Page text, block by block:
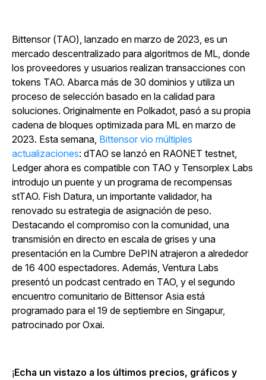
Bittensor (TAO), lanzado en marzo de 2023, es un
mercado descentralizado para algoritmos de ML, donde
los proveedores y usuarios realizan transacciones con
tokens TAO. Abarca más de 30 dominios y utiliza un
proceso de selección basado en la calidad para
soluciones. Originalmente en Polkadot, pasó a su propia
cadena de bloques optimizada para ML en marzo de
2023. Esta semana, Bittensor vio múltiples
actualizaciones: dTAO se lanzó en RAONET testnet,
Ledger ahora es compatible con TAO y Tensorplex Labs
introdujo un puente y un programa de recompensas
stTAO. Fish Datura, un importante validador, ha
renovado su estrategia de asignación de peso.
Destacando el compromiso con la comunidad, una
transmisión en directo en escala de grises y una
presentación en la Cumbre DePIN atrajeron a alrededor
de 16 400 espectadores. Además, Ventura Labs
presentó un podcast centrado en TAO, y el segundo
encuentro comunitario de Bittensor Asia está
programado para el 19 de septiembre en Singapur,
patrocinado por Oxai.
¡Echa un vistazo a los últimos precios, gráficos y